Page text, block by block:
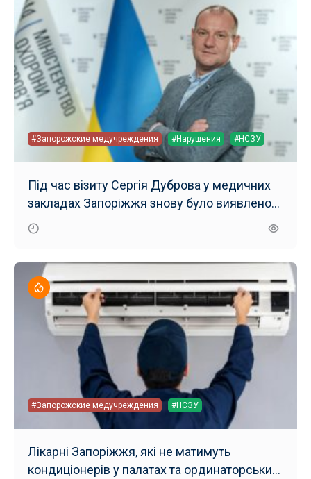
#Запорожские медучреждения #Нарушения #НСЗУ
Під час візиту Сергія Дуброва у медичних
закладах Запоріжжя знову було виявлено
низку порушень
#Запорожские медучреждения #НСЗУ
Лікарні Запоріжжя, які не матимуть
кондиціонерів у палатах та ординаторських,